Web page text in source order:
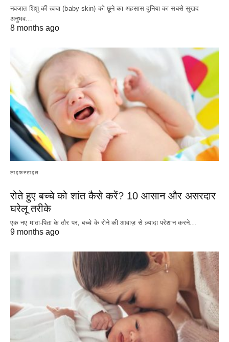
नवजात शिशु की त्वचा (baby skin) को छूने का अहसास दुनिया का सबसे सुखद
अनुभव…
8 months ago
लाइफस्टाइल
रोते हुए बच्चे को शांत कैसे करें? 10 आसान और असरदार
घरेलू तरीके
एक नए माता-पिता के तौर पर, बच्चे के रोने की आवाज़ से ज़्यादा परेशान करने…
9 months ago